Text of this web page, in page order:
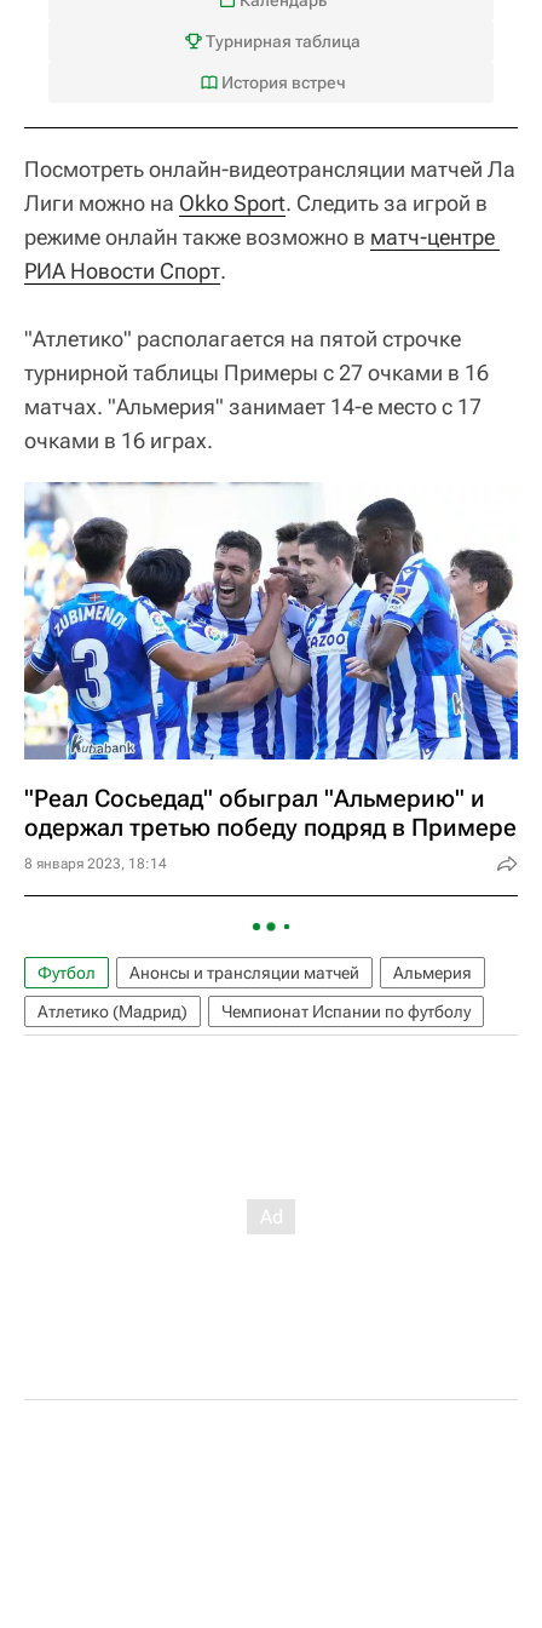
Турнирная таблица
История встреч
Посмотреть онлайн-видеотрансляции матчей Ла
Лиги можно на Okko Sport. Следить за игрой в
режиме онлайн также возможно в матч-центре
РИА Новости Спорт.
"Атлетико" располагается на пятой строчке
турнирной таблицы Примеры с 27 очками в 16
матчах. "Альмерия" занимает 14-е место с 17
очками в 16 играх.
"Реал Сосьедад" обыграл "Альмерию" и
одержал третью победу подряд в Примере
8 января 2023, 18:14
Футбол Анонсы и трансляции матчей
Альмерия
Атлетико (Мадрид)
Чемпионат Испании по футболу